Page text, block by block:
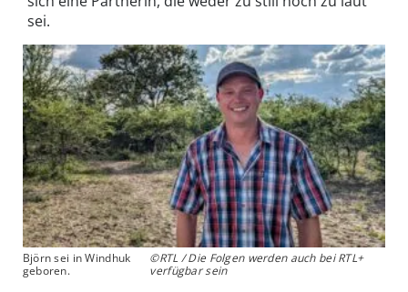
sei.
Björn sei in Windhuk
geboren.
©RTL / Die Folgen werden auch bei RTL+
verfügbar sein